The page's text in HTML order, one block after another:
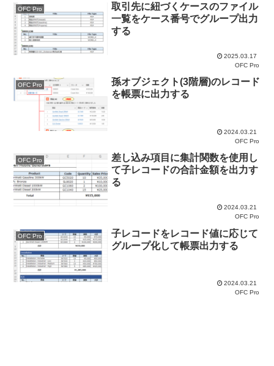
OFC Pro
取引先に紐づくケースのファイル
一覧をケース番号でグループ出力
する
2025.03.17
OFC Pro
OFC Pro
孫オブジェクト(3階層)のレコード
を帳票に出力する
2024.03.21
OFC Pro
OFC Pro
差し込み項目に集計関数を使用し
て子レコードの合計金額を出力す
る
2024.03.21
OFC Pro
OFC Pro
子レコードをレコード値に応じて
グループ化して帳票出力する
2024.03.21
OFC Pro